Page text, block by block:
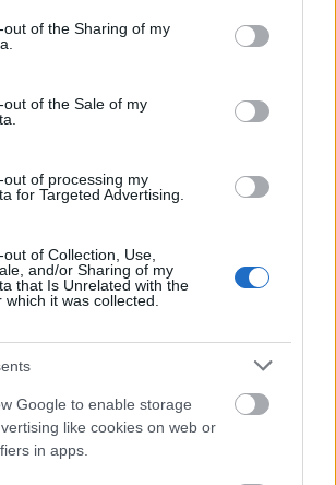
visit or usage behaviour. You may click to
to Google and its third-party tags to
specified purposes in below Google
out of the Sharing of my
out of the Sale of my
out of processing my
for Targeted Advertising.
of Collection, Use,
and/or Sharing of my
that Is Unrelated with the
it was collected.
Google to enable storage
like cookies on web or
in apps.
pedig állít valakinek a
hogy ez egy próbált próba,
közepén a munkabemutatón
ez áll: a jövő évi előadás
egy képlékeny massza.
lesz majd a címe a
örömére, akik elszántan és
szemöldökkel hajtogatják
nem Aeneász, hanem Aeneisz.
azonban eddig nem
Színház Odüsszeisz tanulmányával
éves távolságból
látszó különbségeket az ókori
között. Mindemellett
tesz tanúbizonyságot.
csak erről a szóviccről, hanem
is elmondható.